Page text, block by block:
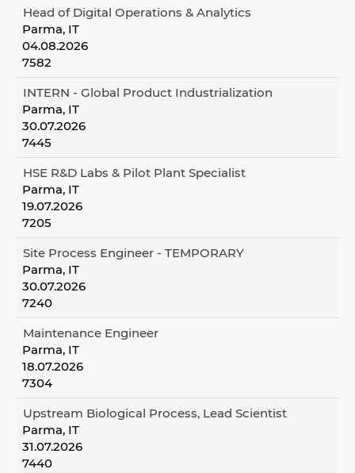
Head of Digital Operations & Analytics
Parma, IT
04.08.2026
7582
INTERN - Global Product Industrialization
Parma, IT
30.07.2026
7445
HSE R&D Labs & Pilot Plant Specialist
Parma, IT
19.07.2026
7205
Site Process Engineer - TEMPORARY
Parma, IT
30.07.2026
7240
Maintenance Engineer
Parma, IT
18.07.2026
7304
Upstream Biological Process, Lead Scientist
Parma, IT
31.07.2026
7440